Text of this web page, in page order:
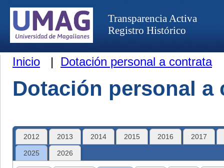
Transparencia Activa
Registro Histórico
Inicio | Dotación personal a contrata
Dotación personal a
2012 2013 2014 2015 2016 2017
2025 2026